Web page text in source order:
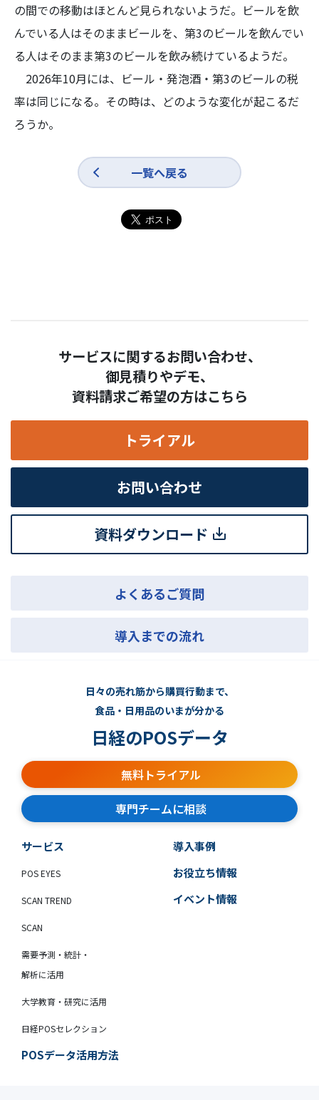
の間での移動はほとんど見られないようだ。ビールを飲
んでいる人はそのままビールを、第3のビールを飲んでい
る人はそのまま第3のビールを飲み続けているようだ。
2026年10月には、ビール・発泡酒・第3のビールの税
率は同じになる。その時は、どのような変化が起こるだ
ろうか。
一覧へ戻る
サービスに関するお問い合わせ、
御見積りやデモ、
資料請求ご希望の方はこちら
トライアル
お問い合わせ
資料ダウンロード
よくあるご質問
導入までの流れ
日々の売れ筋から購買行動まで、
食品・日用品のいまが分かる
日経のPOSデータ
無料トライアル
専門チームに相談
サービス
POS EYES
SCAN TREND
SCAN
需要予測・統計・
解析に活用
大学教育・研究に活用
日経POSセレクション
POSデータ活用方法
導入事例
お役立ち情報
イベント情報